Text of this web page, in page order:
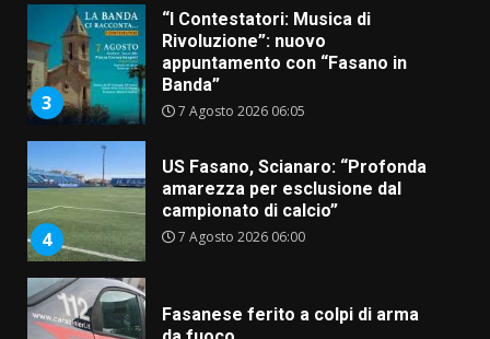
3
appuntamento con “Fasano in
Banda”
7 Agosto 2026 06:05
US Fasano, Scianaro: “Profonda
campionato di calcio”
7 Agosto 2026 06:00
6 Agosto 2026 18:13